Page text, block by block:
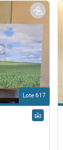
Lote 617